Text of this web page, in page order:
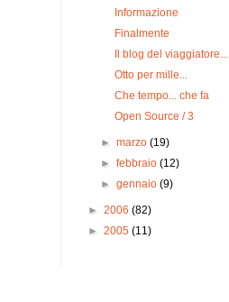
Informazione
Finalmente
Il blog del viaggiatore...
Otto per mille...
Che tempo... che fa
Open Source / 3
►marzo(19)
►febbraio(12)
►gennaio(9)
► 2006 (82)
► 2005 (11)